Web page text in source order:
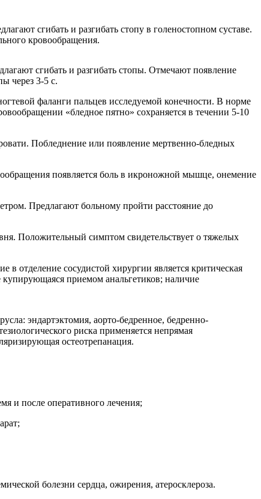
сгибать и разгибать стопу в голеностопном суставе.
кровообращения.
сгибать и разгибать стопы. Отмечают появление
через 3-5 с.
фаланги пальцев исследуемой конечности. В норме
«бледное пятно» сохраняется в течении 5-10
Побледнение или появление мертвенно-бледных
появляется боль в икроножной мышце, онемение
Предлагают больному пройти расстояние до
Положительный симптом свидетельствует о тяжелых
отделение сосудистой хирургии является критическая
приемом анальгетиков; наличие
эндартэктомия, аорто-бедренное, бедренно-
риска применяется непрямая
остеотрепанация.
и после оперативного лечения;
болезни сердца, ожирения, атеросклероза.